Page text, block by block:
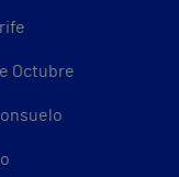
Octubre